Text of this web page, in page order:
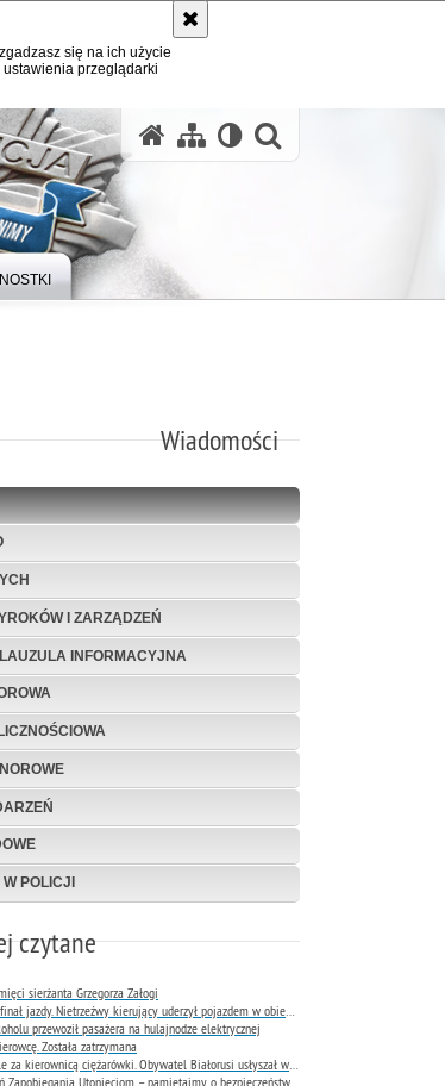
się na ich użycie
przeglądarki
Wiadomości
I ZARZĄDZEŃ
INFORMACYJNA
POLICJI
czytane
sierżanta Grzegorza Załogi
przewoził pasażera na hulajnodze elektrycznej
Została zatrzymana